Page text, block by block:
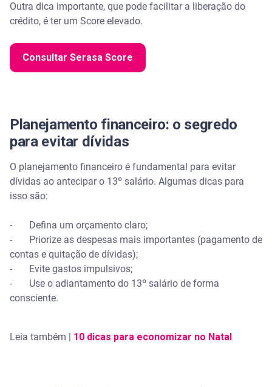
Outra dica importante, que pode facilitar a liberação do
crédito, é ter um Score elevado.
Consultar Serasa Score
Planejamento financeiro: o segredo
para evitar dívidas
O planejamento financeiro é fundamental para evitar
dívidas ao antecipar o 13º salário. Algumas dicas para
isso são:
- Defina um orçamento claro;
- Priorize as despesas mais importantes (pagamento de
contas e quitação de dívidas);
- Evite gastos impulsivos;
- Use o adiantamento do 13º salário de forma
consciente.
Leia também | 10 dicas para economizar no Natal